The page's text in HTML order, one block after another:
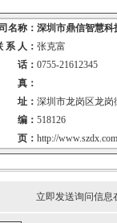
名称： 深圳市鼎信智慧科
系 人： 张克富
话： 0755-21612345
真：
址： 深圳市龙岗区龙岗
编： 518126
页： http://www.szdx.com
立即发送询问信息